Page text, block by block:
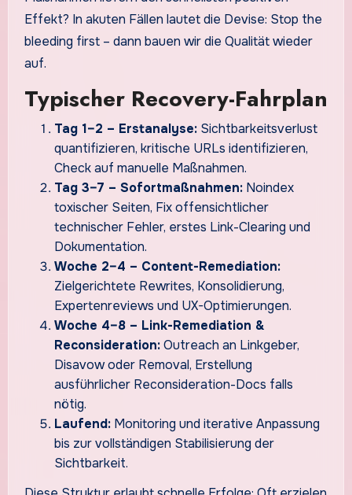
Effekt? In akuten Fällen lautet die Devise: Stop the
bleeding first – dann bauen wir die Qualität wieder
auf.
Typischer Recovery-Fahrplan
Tag 1–2 – Erstanalyse:Sichtbarkeitsverlust
quantifizieren, kritische URLs identifizieren,
Check auf manuelle Maßnahmen.
Tag 3–7 – Sofortmaßnahmen:Noindex
toxischer Seiten, Fix offensichtlicher
technischer Fehler, erstes Link-Clearing und
Dokumentation.
Woche 2–4 – Content-Remediation:
Zielgerichtete Rewrites, Konsolidierung,
Expertenreviews und UX-Optimierungen.
Woche 4–8 – Link-Remediation &
Reconsideration:Outreach an Linkgeber,
Disavow oder Removal, Erstellung
ausführlicher Reconsideration-Docs falls
nötig.
Laufend:Monitoring und iterative Anpassung
bis zur vollständigen Stabilisierung der
Sichtbarkeit.